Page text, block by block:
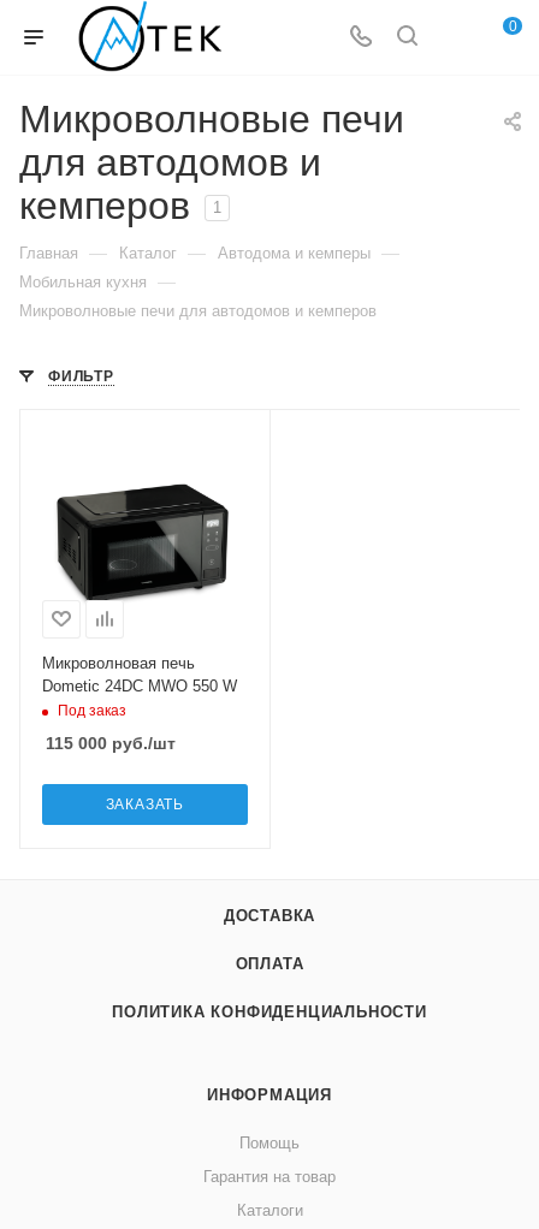
0
Микроволновые печи
для автодомов и
кемперов
1
Главная — Каталог — Автодома и кемперы —
Мобильная кухня —
Микроволновые печи для автодомов и кемперов
ФИЛЬТР
Микроволновая печь
Dometic 24DC MWO 550 W
Под заказ
115 000 руб./шт
ЗАКАЗАТЬ
ДОСТАВКА
ОПЛАТА
ПОЛИТИКА КОНФИДЕНЦИАЛЬНОСТИ
ИНФОРМАЦИЯ
Помощь
Гарантия на товар
Каталоги